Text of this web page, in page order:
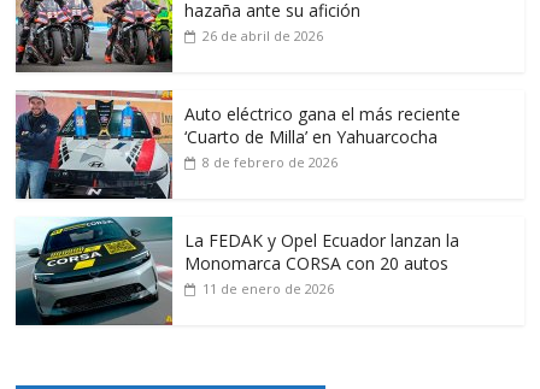
hazaña ante su afición
26 de abril de 2026
Auto eléctrico gana el más reciente
‘Cuarto de Milla’ en Yahuarcocha
8 de febrero de 2026
La FEDAK y Opel Ecuador lanzan la
Monomarca CORSA con 20 autos
11 de enero de 2026